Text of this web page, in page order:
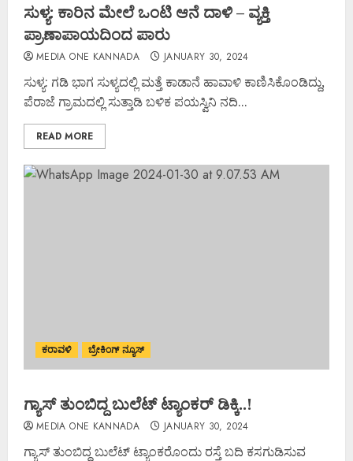
ಸುಳ್ಯ: ಕಾರಿನ ಮೇಲೆ ಒಂಟಿ ಆನೆ ದಾಳಿ – ವ್ಯಕ್ತಿ
ಪ್ರಾಣಾಪಾಯದಿಂದ ಪಾರು
MEDIA ONE KANNADA JANUARY 30, 2024
ಸುಳ್ಯ: ಗಡಿ ಭಾಗ ಸುಳ್ಯದಲ್ಲಿ ಮತ್ತೆ ಕಾಡಾನೆ ಹಾವಾಳಿ ಕಾಣಿಸಿಕೊಂಡಿದ್ದು,
ಪೆರಾಜೆ ಗ್ರಾಮದಲ್ಲಿ ಸುತ್ತಾಡಿ ಬಳಿಕ ಪಯಸ್ವಿನಿ ನದಿ...
READ MORE
ಕರಾವಳಿ ಬ್ರೇಕಿಂಗ್ ನ್ಯೂಸ್
ಗ್ಯಾಸ್ ತುಂಬಿದ್ದ ಬುಲೆಟ್ ಟ್ಯಾಂಕರ್ ಡಿಕ್ಕಿ..!
MEDIA ONE KANNADA JANUARY 30, 2024
ಗ್ಯಾಸ್ ತುಂಬಿದ್ದ ಬುಲೆಟ್ ಟ್ಯಾಂಕರೊಂದು ರಸ್ತೆ ಬದಿ ಕಸಗುಡಿಸುವ